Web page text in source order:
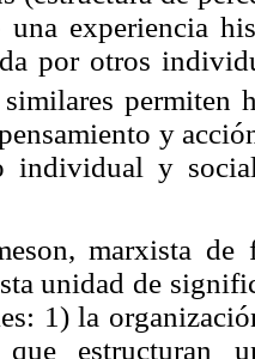
una experiencia
por otros
permiten
y
individual y
marxista
unidad de
1) la
estructuran